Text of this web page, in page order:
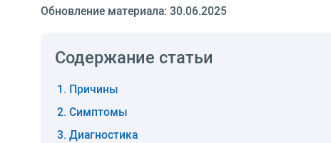
Обновление материала: 30.06.2025
Содержание статьи
Причины
Симптомы
Диагностика